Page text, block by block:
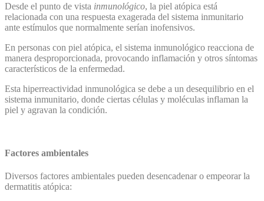
Desde el punto de vista inmunológico, la piel atópica está
relacionada con una respuesta exagerada del sistema inmunitario
ante estímulos que normalmente serían inofensivos.
En personas con piel atópica, el sistema inmunológico reacciona de
manera desproporcionada, provocando inflamación y otros síntomas
característicos de la enfermedad.
Esta hiperreactividad inmunológica se debe a un desequilibrio en el
sistema inmunitario, donde ciertas células y moléculas inflaman la
piel y agravan la condición.
Factores ambientales
Diversos factores ambientales pueden desencadenar o empeorar la
dermatitis atópica: